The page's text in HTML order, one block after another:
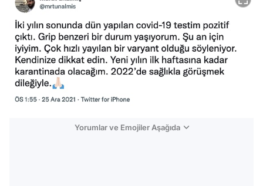
Yorumlar ve Emojiler Aşağıda